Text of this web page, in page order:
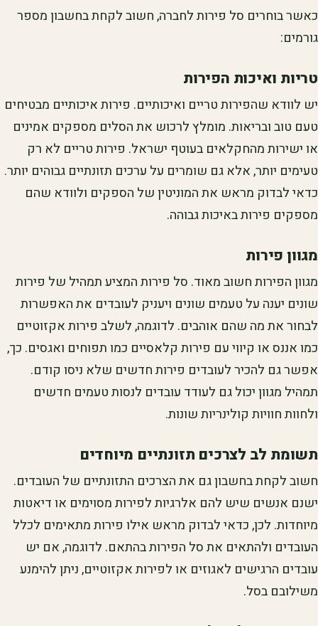
כאשר בוחרים סל פירות לחברה, חשוב לקחת בחשבון מספר
גורמים:
טריות ואיכות הפירות
יש לוודא שהפירות טריים ואיכותיים. פירות איכותיים מבטיחים
טעם טוב ובריאות. מומלץ לרכוש את הסלים מספקים אמינים
או ישירות מהחקלאים בעוטף ישראל. פירות טריים לא רק
טעימים יותר, אלא גם שומרים על ערכים תזונתיים גבוהים יותר.
כדאי לבדוק מראש את המוניטין של הספקים ולוודא שהם
מספקים פירות באיכות גבוהה.
מגוון פירות
מגוון הפירות חשוב מאוד. סל פירות המציע תמהיל של פירות
שונים יענה על טעמים שונים ויעניק לעובדים את האפשרות
לבחור את מה שהם אוהבים. לדוגמה, לשלב פירות אקזוטיים
כמו אננס או קיווי עם פירות קלאסיים כמו תפוחים ואגסים. כך,
אפשר גם להכיר לעובדים פירות חדשים שלא ניסו קודם.
תמהיל מגוון יכול גם לעודד עובדים לנסות טעמים חדשים
ולחוות חוויות קולינריות שונות.
תשומת לב לצרכים תזונתיים מיוחדים
חשוב לקחת בחשבון גם את הצרכים התזונתיים של העובדים.
ישנם אנשים שיש להם אלרגיות לפירות מסוימים או דיאטות
מיוחדות. לכן, כדאי לבדוק מראש אילו פירות מתאימים לכלל
העובדים ולהתאים את סל הפירות בהתאם. לדוגמה, אם יש
עובדים הרגישים לאגוזים או לפירות אקזוטיים, ניתן להימנע
משילובם בסל.